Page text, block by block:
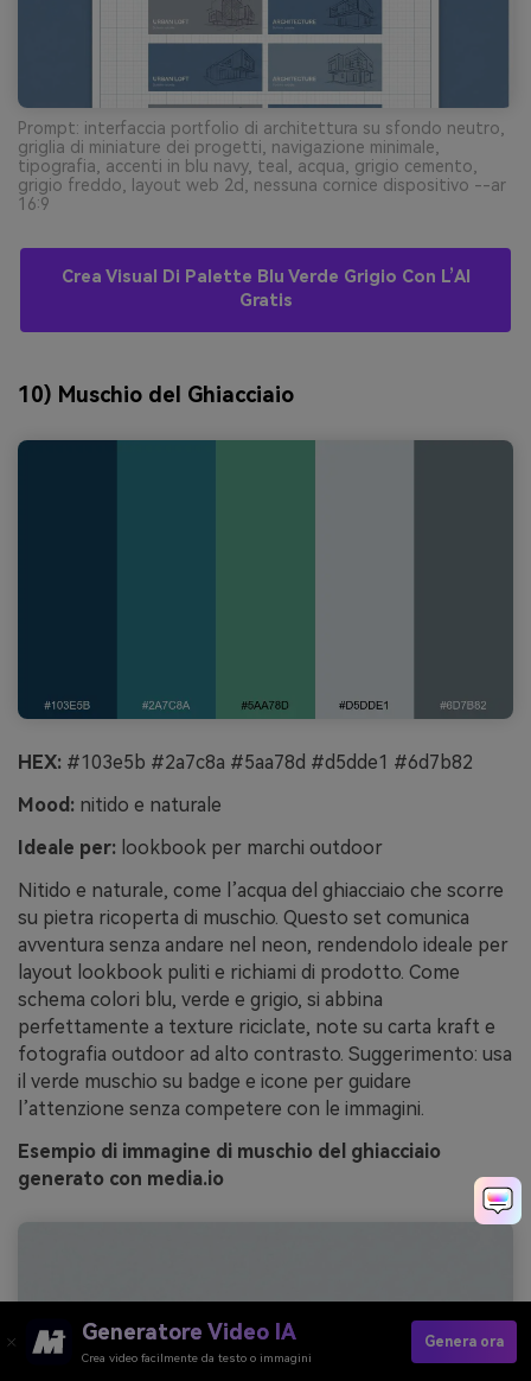
Prompt: interfaccia portfolio di architettura su sfondo neutro,
griglia di miniature dei progetti, navigazione minimale,
tipografia, accenti in blu navy, teal, acqua, grigio cemento,
grigio freddo, layout web 2d, nessuna cornice dispositivo --ar
16:9
Crea Visual Di Palette Blu Verde Grigio Con L’AI
Gratis
10) Muschio del Ghiacciaio
HEX: #103e5b #2a7c8a #5aa78d #d5dde1 #6d7b82
Mood: nitido e naturale
Ideale per: lookbook per marchi outdoor
Nitido e naturale, come l’acqua del ghiacciaio che scorre
su pietra ricoperta di muschio. Questo set comunica
avventura senza andare nel neon, rendendolo ideale per
layout lookbook puliti e richiami di prodotto. Come
schema colori blu, verde e grigio, si abbina
perfettamente a texture riciclate, note su carta kraft e
fotografia outdoor ad alto contrasto. Suggerimento: usa
il verde muschio su badge e icone per guidare
l’attenzione senza competere con le immagini.
Esempio di immagine di muschio del ghiacciaio
generato con media.io
Generatore Video IA
Crea video facilmente da testo o immagini
Genera ora